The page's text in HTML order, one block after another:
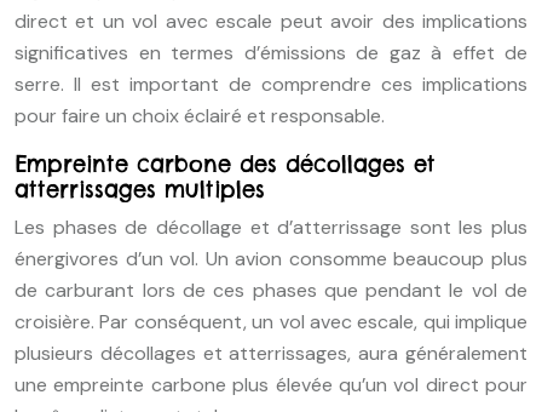
direct et un vol avec escale peut avoir des implications
significatives en termes d’émissions de gaz à effet de
serre. Il est important de comprendre ces implications
pour faire un choix éclairé et responsable.
Empreinte carbone des décollages et
atterrissages multiples
Les phases de décollage et d’atterrissage sont les plus
énergivores d’un vol. Un avion consomme beaucoup plus
de carburant lors de ces phases que pendant le vol de
croisière. Par conséquent, un vol avec escale, qui implique
plusieurs décollages et atterrissages, aura généralement
une empreinte carbone plus élevée qu’un vol direct pour